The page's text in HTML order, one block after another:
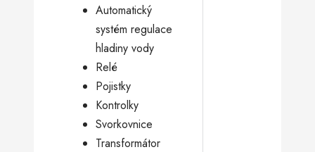
Automatický
systém regulace
hladiny vody
Relé
Pojistky
Kontrolky
Svorkovnice
Transformátor